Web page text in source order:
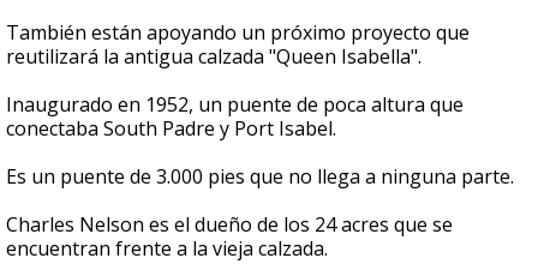
También están apoyando un próximo proyecto que
reutilizará la antigua calzada "Queen Isabella".
Inaugurado en 1952, un puente de poca altura que
conectaba South Padre y Port Isabel.
Es un puente de 3.000 pies que no llega a ninguna parte.
Charles Nelson es el dueño de los 24 acres que se
encuentran frente a la vieja calzada.